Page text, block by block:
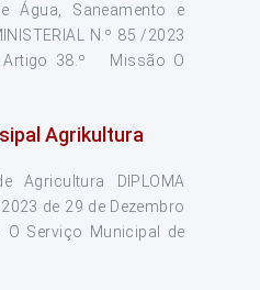
Água, Saneamento e
N.º 85 /2023
Artigo 38.º Missão O
Agrikultura
Agricultura DIPLOMA
de 29 de Dezembro
Serviço Municipal de